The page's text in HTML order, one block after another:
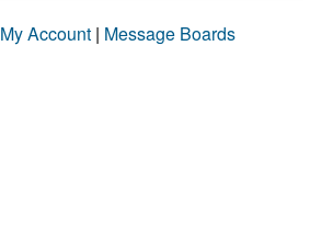
My Account | Message Boards